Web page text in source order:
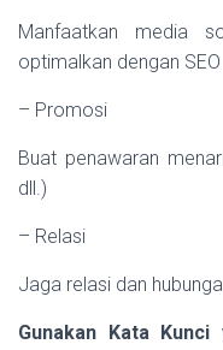
Manfaatkan media
optimalkan dengan SEO
– Promosi
Buat penawaran
dll.)
– Relasi
Jaga relasi dan
Gunakan Kata